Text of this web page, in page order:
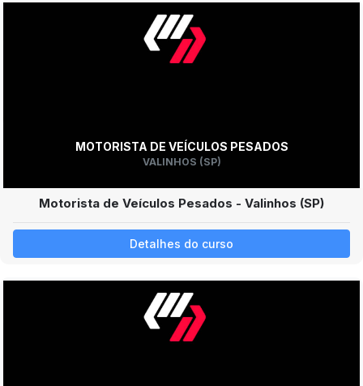
MOTORISTA DE VEÍCULOS PESADOS
VALINHOS (SP)
Motorista de Veículos Pesados - Valinhos (SP)
Detalhes do curso